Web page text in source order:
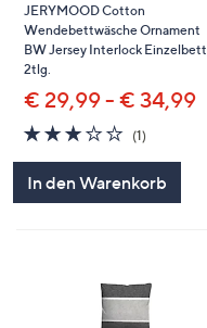
JERYMOOD Cotton
Wendebettwäsche Ornament
BW Jersey Interlock Einzelbett,
2tlg.
€ 29,99 - € 34,99
3.0
von
(1)
In den Warenkorb